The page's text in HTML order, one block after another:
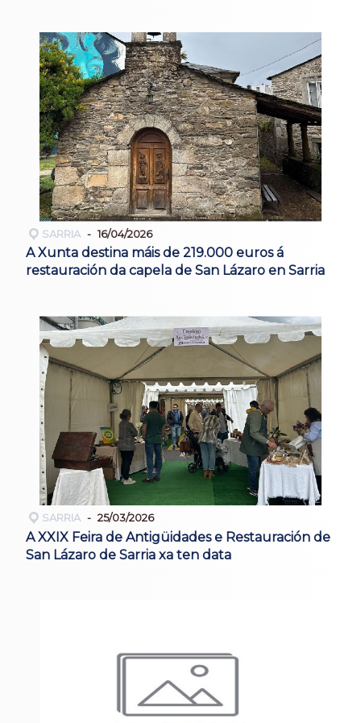
SARRIA 16/04/2026
A Xunta destina máis de 219.000 euros á
restauración da capela de San Lázaro en Sarria
SARRIA 25/03/2026
A XXIX Feira de Antigüidades e Restauración de
San Lázaro de Sarria xa ten data